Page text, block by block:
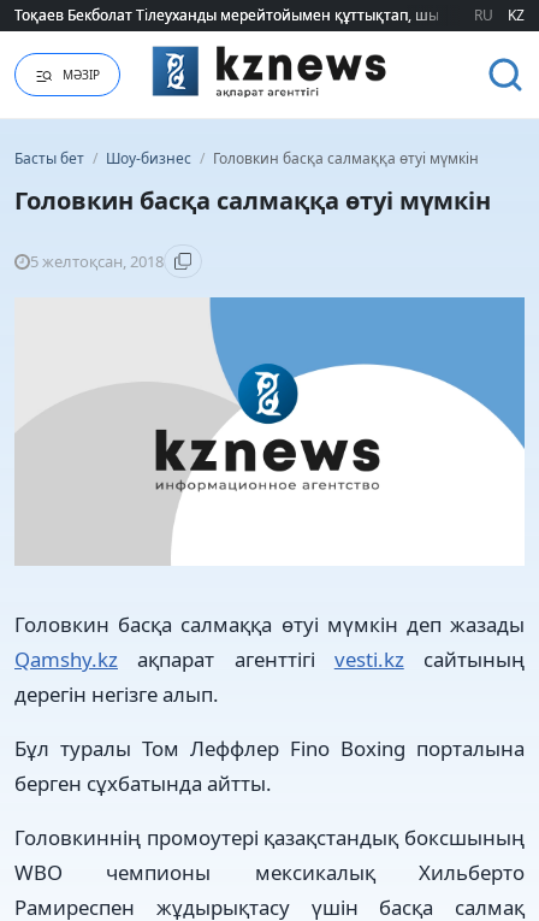
Тоқаев Бекболат Тілеуханды мерейтойымен құттықтап, шығармашылық
Тоқаев Бекболат Тілеуханды мерейтойымен құттықтап, шығармашылық
RU KZ
МӘЗІР
Басты бет / Шоу-бизнес / Головкин басқа салмаққа өтуі мүмкін
Головкин басқа салмаққа өтуі мүмкін
5 желтоқсан, 2018
Головкин басқа салмаққа өтуі мүмкін деп жазады
Qamshy.kz ақпарат агенттігі vesti.kz сайтының
дерегін негізге алып.
Бұл туралы Том Леффлер Fino Boxing порталына
берген сұхбатында айтты.
Головкиннің промоутері қазақстандық боксшының
WBO чемпионы мексикалық Хильберто
Рамиреспен жұдырықтасу үшін басқа салмақ